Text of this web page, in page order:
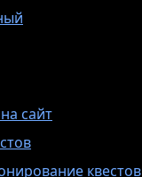
сайт
квестов